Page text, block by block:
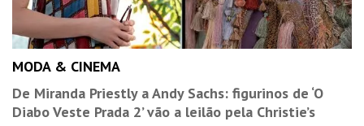
MODA & CINEMA
De Miranda Priestly a Andy Sachs: figurinos de ‘O
Diabo Veste Prada 2’ vão a leilão pela Christie’s